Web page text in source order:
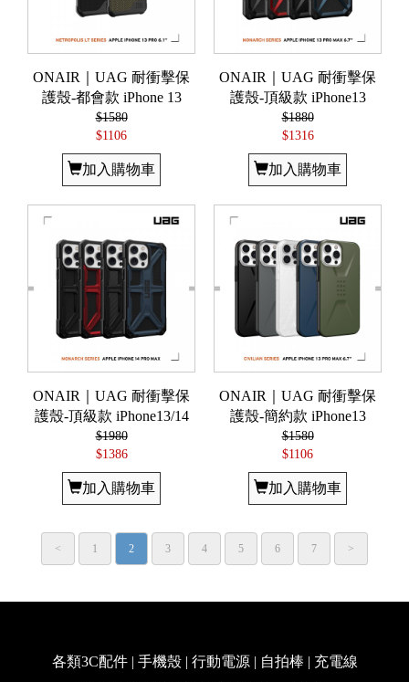
ONAIR｜UAG 耐衝擊保
護殼-都會款 iPhone 13
$1580
$1106
加入購物車
ONAIR｜UAG 耐衝擊保
護殼-頂級款 iPhone13
$1880
$1316
加入購物車
ONAIR｜UAG 耐衝擊保
護殼-頂級款 iPhone13/14
$1980
$1386
加入購物車
ONAIR｜UAG 耐衝擊保
護殼-簡約款 iPhone13
$1580
$1106
加入購物車
< 1 2 3 4 5 6 7 >
各類3C配件 | 手機殼 | 行動電源 | 自拍棒 | 充電線